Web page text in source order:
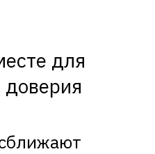
для
доверия